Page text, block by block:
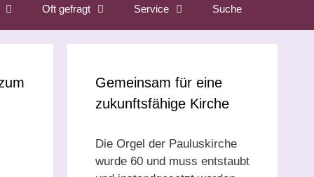
Oft gefragt Service Suche
Gemeinsam für eine
zukunftsfähige Kirche
Die Orgel der Pauluskirche
wurde 60 und muss entstaubt